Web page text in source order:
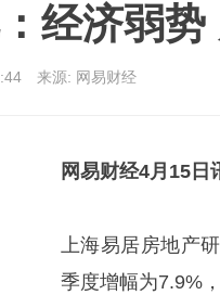
经济弱
来源: 网易财经
网易财经4月15日
上海易居房地产
季度增幅为7.9%